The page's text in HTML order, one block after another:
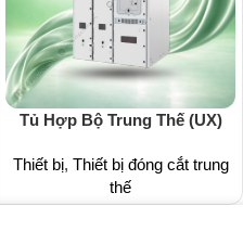
Tủ Hợp Bộ Trung Thế (UX)
Thiết bị, Thiết bị đóng cắt trung
thế